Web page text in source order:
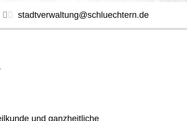
stadtverwaltung@schluechtern.de
und ganzheitliche